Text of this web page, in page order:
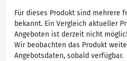
Für dieses Produkt sind mehrere
bekannt. Ein Vergleich aktueller
Angeboten ist derzeit nicht
Wir beobachten das Produkt
Angebotsdaten, sobald verfügbar.